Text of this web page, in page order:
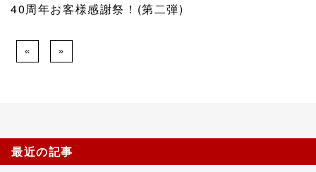
40周年お客様感謝祭！(第二弾)
« »
最近の記事